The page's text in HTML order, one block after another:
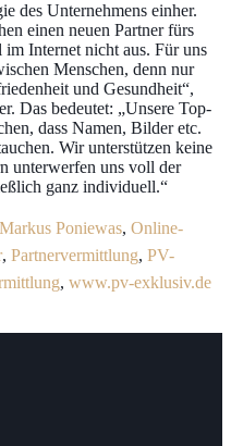
des Unternehmens einher.
einen neuen Partner fürs
Internet nicht aus. Für uns
Menschen, denn nur
und Gesundheit“,
Das bedeutet: „Unsere Top-
dass Namen, Bilder etc.
Wir unterstützen keine
unterwerfen uns voll der
ganz individuell.“
Markus Poniewas, Online-
, Partnervermittlung, PV-
, www.pv-exklusiv.de